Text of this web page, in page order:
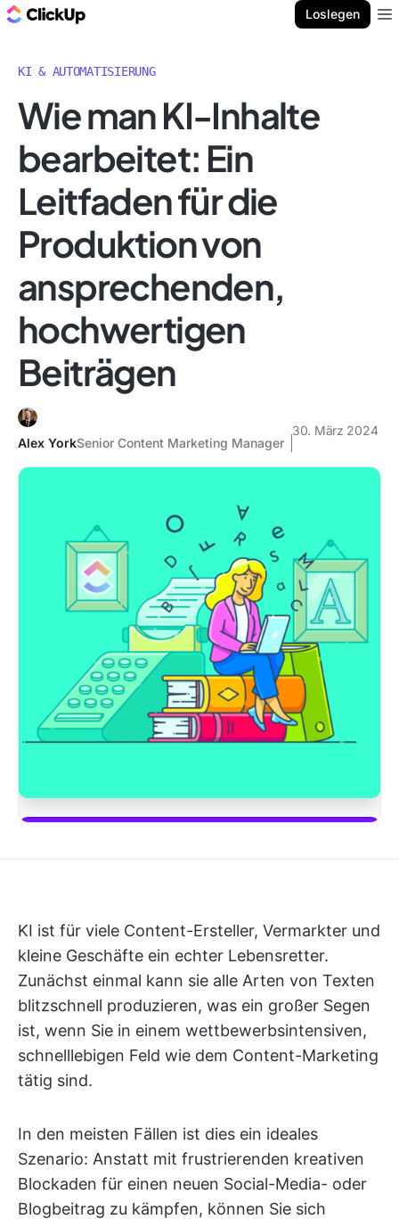
Loslegen
KI & AUTOMATISIERUNG
Wie man KI-Inhalte
bearbeitet: Ein
Leitfaden für die
Produktion von
ansprechenden,
hochwertigen
Beiträgen
Alex YorkSenior Content Marketing Manager
30. März 2024
KI ist für viele Content-Ersteller, Vermarkter und
kleine Geschäfte ein echter Lebensretter.
Zunächst einmal kann sie alle Arten von Texten
blitzschnell produzieren, was ein großer Segen
ist, wenn Sie in einem wettbewerbsintensiven,
schnelllebigen Feld wie dem Content-Marketing
tätig sind.
In den meisten Fällen ist dies ein ideales
Szenario: Anstatt mit frustrierenden kreativen
Blockaden für einen neuen Social-Media- oder
Blogbeitrag zu kämpfen, können Sie sich